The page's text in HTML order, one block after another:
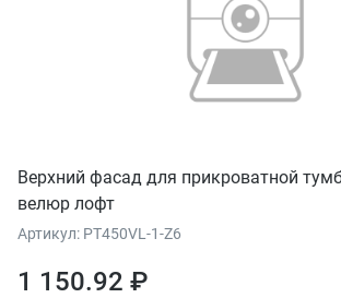
Верхний фасад для прикроватной
велюр лофт
Артикул: PT450VL-1-Z6
1 150.92 ₽